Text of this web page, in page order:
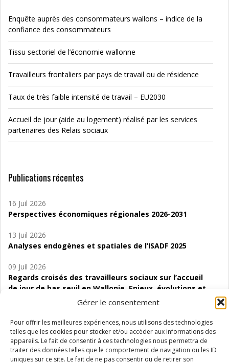
Gérer le consentement
Pour offrir les meilleures expériences, nous utilisons des technologies
telles que les cookies pour stocker et/ou accéder aux informations des
appareils. Le fait de consentir à ces technologies nous permettra de
traiter des données telles que le comportement de navigation ou les ID
uniques sur ce site. Le fait de ne pas consentir ou de retirer son
Enquête auprès des consommateurs wallons – indice de la
confiance des consommateurs
Tissu sectoriel de l’économie wallonne
Travailleurs frontaliers par pays de travail ou de résidence
Taux de très faible intensité de travail – EU2030
Accueil de jour (aide au logement) réalisé par les services
partenaires des Relais sociaux
Publications récentes
16 Juil 2026
Perspectives économiques régionales 2026-2031
13 Juil 2026
Analyses endogènes et spatiales de l’ISADF 2025
09 Juil 2026
Regards croisés des travailleurs sociaux sur l’accueil
de jour de bas seuil en Wallonie. Enjeux, évolutions et
06 Juil 2026
Étude d’évaluabilité des Structures
d’accompagnement à l’autocréation d’emploi (SAACE)